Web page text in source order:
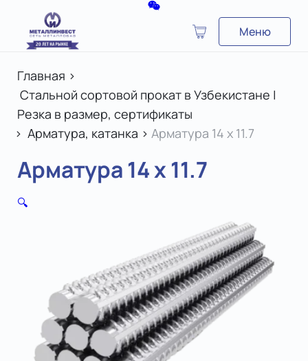
Меню
Главная >
Стальной сортовой прокат в Узбекистане |
Резка в размер, сертификаты
> Арматура, катанка > Арматура 14 x 11.7
Арматура 14 x 11.7
🔍